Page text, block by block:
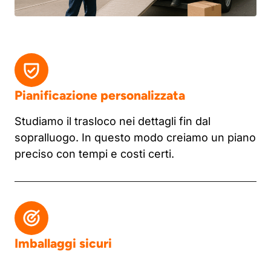
Pianificazione personalizzata
Studiamo il trasloco nei dettagli fin dal
sopralluogo. In questo modo creiamo un piano
preciso con tempi e costi certi.
Imballaggi sicuri